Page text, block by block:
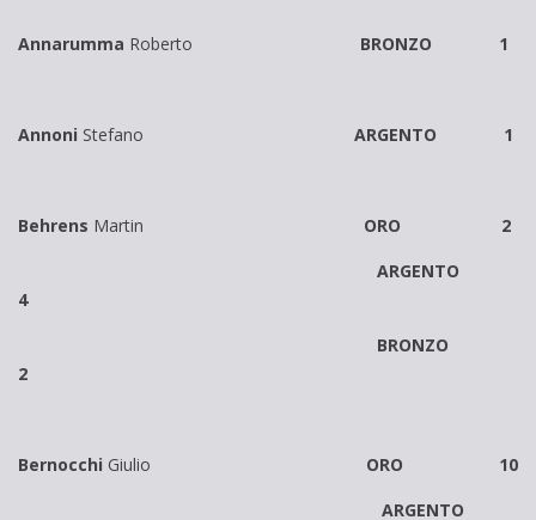
Annarumma Roberto BRONZO 1
Annoni Stefano ARGENTO 1
Behrens Martin ORO 2
ARGENTO
4
BRONZO
2
Bernocchi Giulio ORO 10
ARGENTO